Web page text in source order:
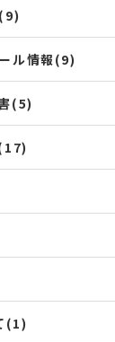
ル情報(9)
(5)
(1)